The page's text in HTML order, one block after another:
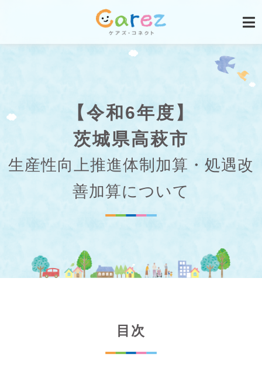
【令和6年度】
茨城県高萩市
生産性向上推進体制加算・処遇改
善加算について
目次